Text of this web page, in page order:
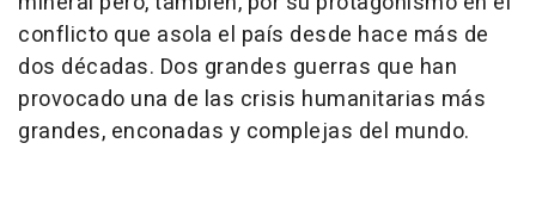
conflicto que asola el país desde hace más de
dos décadas. Dos grandes guerras que han
provocado una de las crisis humanitarias más
grandes, enconadas y complejas del mundo.